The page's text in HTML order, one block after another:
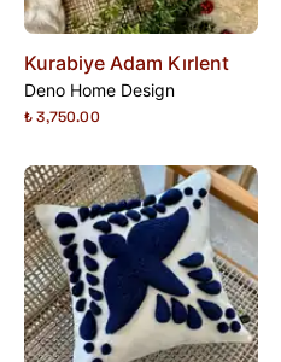
Kurabiye Adam Kırlent
Deno Home Design
₺ 3,750.00